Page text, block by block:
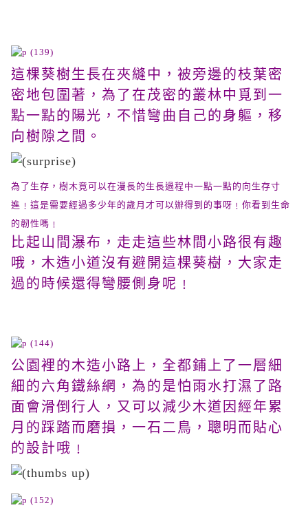
這棵葵樹生長在夾縫中，被旁邊的枝葉密
密地包圍著，為了在茂密的叢林中覓到一
點一點的陽光，不惜彎曲自己的身軀，移
向樹隙之間。
為了生存，樹木竟可以在漫長的生長過程中一點一點的向生存寸
進﹗這是需要經過多少年的歲月才可以辦得到的事呀﹗你看到生命
的韌性嗎﹗
比起山間瀑布，走走這些林間小路很有趣
哦，木造小道沒有避開這棵葵樹，大家走
過的時候還得彎腰側身呢﹗
公園裡的木造小路上，全都鋪上了一層細
細的六角鐵絲網，為的是怕雨水打濕了路
面會滑倒行人，又可以減少木道因經年累
月的踩踏而磨損，一石二鳥，聰明而貼心
的設計哦﹗